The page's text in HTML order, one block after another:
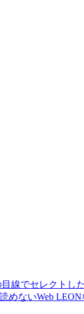
線でセレクトし
ないWeb